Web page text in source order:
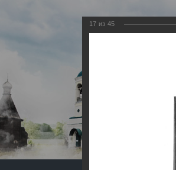
17 из 45